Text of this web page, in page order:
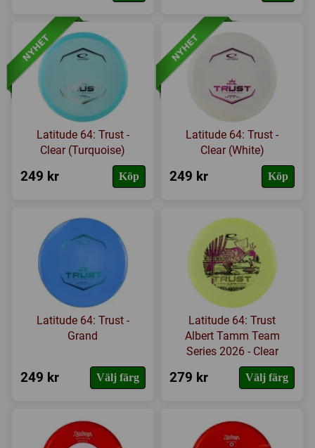
Latitude 64: Trust -
Clear (Turquoise)
249 kr Köp
Latitude 64: Trust -
Clear (White)
249 kr Köp
Latitude 64: Trust -
Grand
249 kr Välj färg
Latitude 64: Trust
Albert Tamm Team
Series 2026 - Clear
279 kr Välj färg